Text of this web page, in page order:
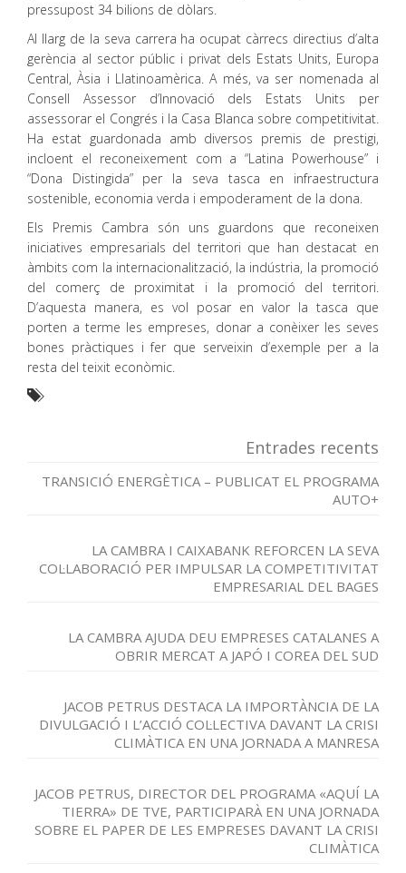
pressupost 34 bilions de dòlars.
Al llarg de la seva carrera ha ocupat càrrecs directius d’alta
gerència al sector públic i privat dels Estats Units, Europa
Central, Àsia i Llatinoamèrica. A més, va ser nomenada al
Consell Assessor d’Innovació dels Estats Units per
assessorar el Congrés i la Casa Blanca sobre competitivitat.
Ha estat guardonada amb diversos premis de prestigi,
incloent el reconeixement com a “Latina Powerhouse” i
“Dona Distingida” per la seva tasca en infraestructura
sostenible, economia verda i empoderament de la dona.
Els Premis Cambra són uns guardons que reconeixen
iniciatives empresarials del territori que han destacat en
àmbits com la internacionalització, la indústria, la promoció
del comerç de proximitat i la promoció del territori.
D’aquesta manera, es vol posar en valor la tasca que
porten a terme les empreses, donar a conèixer les seves
bones pràctiques i fer que serveixin d’exemple per a la
resta del teixit econòmic.
Entrades recents
TRANSICIÓ ENERGÈTICA – PUBLICAT EL PROGRAMA
AUTO+
LA CAMBRA I CAIXABANK REFORCEN LA SEVA
COL·LABORACIÓ PER IMPULSAR LA COMPETITIVITAT
EMPRESARIAL DEL BAGES
LA CAMBRA AJUDA DEU EMPRESES CATALANES A
OBRIR MERCAT A JAPÓ I COREA DEL SUD
JACOB PETRUS DESTACA LA IMPORTÀNCIA DE LA
DIVULGACIÓ I L’ACCIÓ COL·LECTIVA DAVANT LA CRISI
CLIMÀTICA EN UNA JORNADA A MANRESA
JACOB PETRUS, DIRECTOR DEL PROGRAMA «AQUÍ LA
TIERRA» DE TVE, PARTICIPARÀ EN UNA JORNADA
SOBRE EL PAPER DE LES EMPRESES DAVANT LA CRISI
CLIMÀTICA